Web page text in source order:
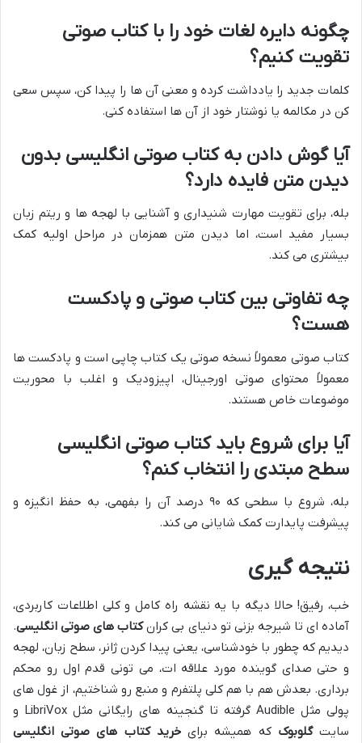
چگونه دایره لغات خود را با کتاب صوتی
تقویت کنیم؟
کلمات جدید را یادداشت کرده و معنی آن ها را پیدا کن، سپس سعی
کن در مکالمه یا نوشتار خود از آن ها استفاده کنی.
آیا گوش دادن به کتاب صوتی انگلیسی بدون
دیدن متن فایده دارد؟
بله، برای تقویت مهارت شنیداری و آشنایی با لهجه ها و ریتم زبان
بسیار مفید است، اما دیدن متن همزمان در مراحل اولیه کمک
بیشتری می کند.
چه تفاوتی بین کتاب صوتی و پادکست
هست؟
کتاب صوتی معمولاً نسخه صوتی یک کتاب چاپی است و پادکست ها
معمولاً محتوای صوتی اورجینال، اپیزودیک و اغلب با محوریت
موضوعات خاص هستند.
آیا برای شروع باید کتاب صوتی انگلیسی
سطح مبتدی را انتخاب کنم؟
بله، شروع با سطحی که ۹۰ درصد آن را بفهمی، به حفظ انگیزه و
پیشرفت پایدارت کمک شایانی می کند.
نتیجه گیری
خب، رفیق! حالا دیگه با یه نقشه راه کامل و کلی اطلاعات کاربردی،
آماده ای تا شیرجه بزنی تو دنیای بی کرانکتاب های صوتی انگلیسی.
دیدیم که چطور با خودشناسی، یعنی پیدا کردن ژانر، سطح زبان، لهجه
و حتی صدای گوینده مورد علاقه ات، می تونی قدم اول رو محکم
برداری. بعدش هم با هم کلی پلتفرم و منبع رو شناختیم، از غول های
پولی مثل Audible گرفته تا گنجینه های رایگانی مثل LibriVox و
سایتگلوبوک که همیشه برایخرید کتاب های صوتی انگلیسی